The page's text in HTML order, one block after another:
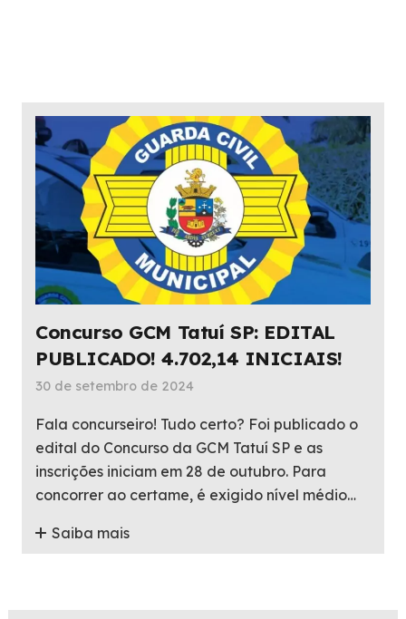
Concurso GCM Tatuí SP: EDITAL
PUBLICADO! 4.702,14 INICIAIS!
30 de setembro de 2024
Fala concurseiro! Tudo certo? Foi publicado o
edital do Concurso da GCM Tatuí SP e as
inscrições iniciam em 28 de outubro. Para
concorrer ao certame, é exigido nível médio…
Saiba mais